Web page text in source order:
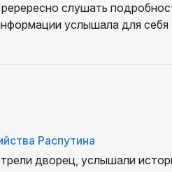
слушать
Распутина
дворец, услышали